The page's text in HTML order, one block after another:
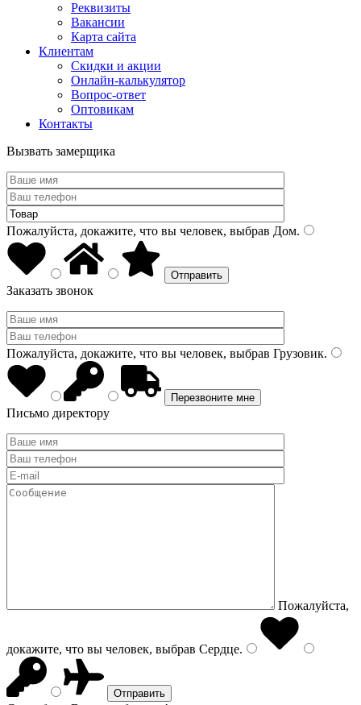
Реквизиты
Вакансии
Карта сайта
Клиентам
Скидки и акции
Онлайн-калькулятор
Вопрос-ответ
Оптовикам
Контакты
Вызвать замерщика
Пожалуйста, докажите, что вы человек, выбрав Дом.
Заказать звонок
Пожалуйста, докажите, что вы человек, выбрав Грузовик.
Письмо директору
Пожалуйста,
докажите, что вы человек, выбрав Сердце.